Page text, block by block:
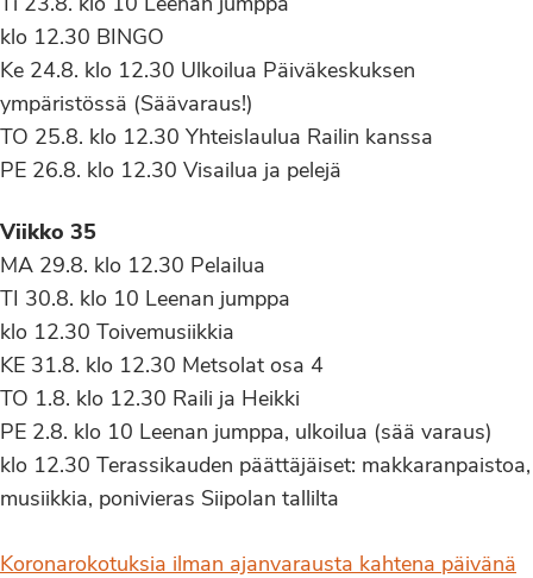
Ti 23.8. klo 10 Leenan jumppa
klo 12.30 BINGO
Ke 24.8. klo 12.30 Ulkoilua Päiväkeskuksen
ympäristössä (Säävaraus!)
TO 25.8. klo 12.30 Yhteislaulua Railin kanssa
PE 26.8. klo 12.30 Visailua ja pelejä
Viikko 35
MA 29.8. klo 12.30 Pelailua
TI 30.8. klo 10 Leenan jumppa
klo 12.30 Toivemusiikkia
KE 31.8. klo 12.30 Metsolat osa 4
TO 1.8. klo 12.30 Raili ja Heikki
PE 2.8. klo 10 Leenan jumppa, ulkoilua (sää varaus)
klo 12.30 Terassikauden päättäjäiset: makkaranpaistoa,
musiikkia, ponivieras Siipolan tallilta
Koronarokotuksia ilman ajanvarausta kahtena päivänä